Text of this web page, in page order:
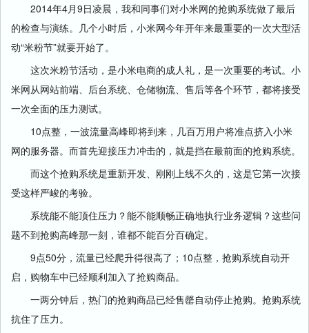
2014年4月9日凌晨，我和同事们对小米网的抢购系统做了最后
的检查与演练。几个小时后，小米网今年开年来最重要的一次大型活
动“米粉节”就要开始了。
这次米粉节活动，是小米电商的成人礼，是一次重要的考试。小
米网从网站前端、后台系统、仓储物流、售后等各个环节，都将接受
一次全面的压力测试。
10点整，一波流量高峰即将到来，几百万用户将准点挤入小米
网的服务器。而首先迎接压力冲击的，就是挡在最前面的抢购系统。
而这个抢购系统是重新开发、刚刚上线不久的，这是它第一次接
受这样严峻的考验。
系统能不能顶住压力？能不能顺畅正确地执行业务逻辑？这些问
题不到抢购高峰那一刻，谁都不能百分百确定。
9点50分，流量已经爬升得很高了；10点整，抢购系统自动开
启，购物车中已经顺利加入了抢购商品。
一两分钟后，热门的抢购商品已经售罄自动停止抢购。抢购系统
抗住了压力。